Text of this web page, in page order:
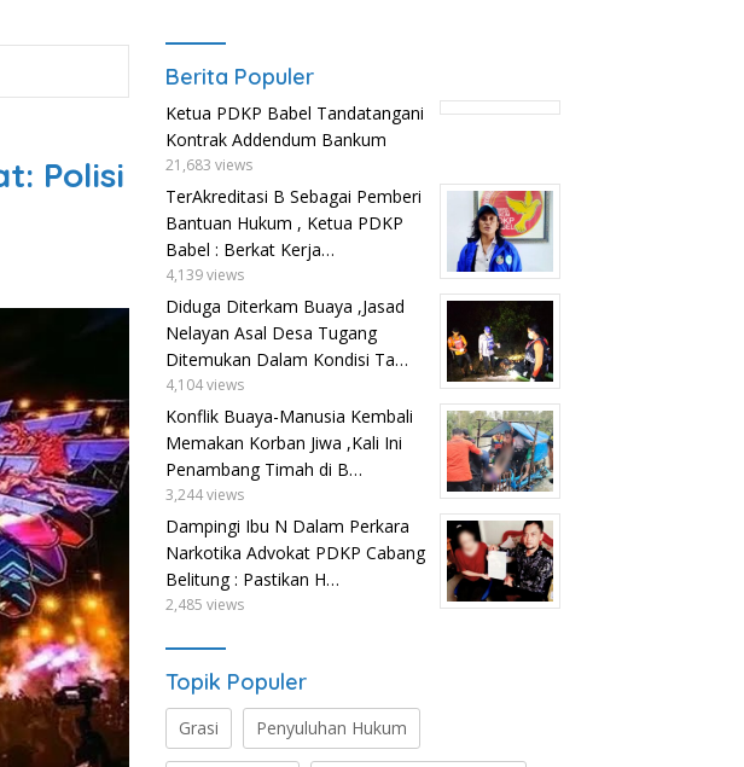
Polisi
Berita Populer
Ketua PDKP Babel Tandatangani
Kontrak Addendum Bankum
21,683 views
TerAkreditasi B Sebagai Pemberi
Bantuan Hukum , Ketua PDKP
Babel : Berkat Kerja…
4,139 views
Diduga Diterkam Buaya ,Jasad
Nelayan Asal Desa Tugang
Ditemukan Dalam Kondisi Ta…
4,104 views
Konflik Buaya-Manusia Kembali
Memakan Korban Jiwa ,Kali Ini
Penambang Timah di B…
3,244 views
Dampingi Ibu N Dalam Perkara
Narkotika Advokat PDKP Cabang
Belitung : Pastikan H…
2,485 views
Topik Populer
Grasi Penyuluhan Hukum